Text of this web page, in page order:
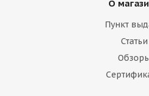
О
Пункт
Статьи